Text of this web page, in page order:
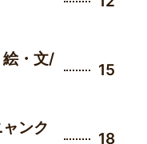
・文/
15
ンク
18